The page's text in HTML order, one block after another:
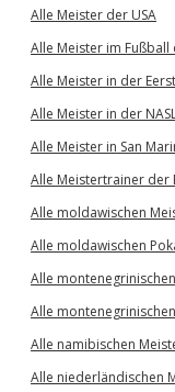
Alle Meister der USA
Alle Meister im
Alle Meister in der
Alle Meister in der
Alle Meister in San
Alle Meistertrainer der
Alle moldawischen
Alle moldawischen
Alle
Alle
Alle namibischen
Alle niederländischen